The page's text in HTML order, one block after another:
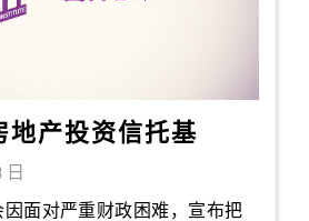
地产投资信托基
日
因面对严重财政困难，宣布把